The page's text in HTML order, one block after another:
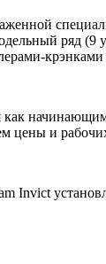
ряд (9
цены и
Invict